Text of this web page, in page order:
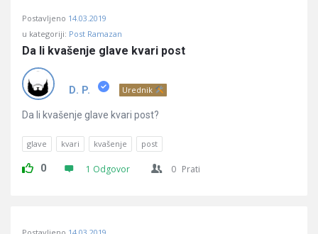
Postavljeno 14.03.2019
u kategoriji: Post Ramazan
Da li kvašenje glave kvari post
D. P. Urednik
Da li kvašenje glave kvari post?
glave kvari kvašenje post
0 1 Odgovor 0 Prati